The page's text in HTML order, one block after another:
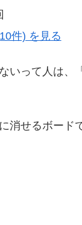
件) を見る
いって人は
消せるボード